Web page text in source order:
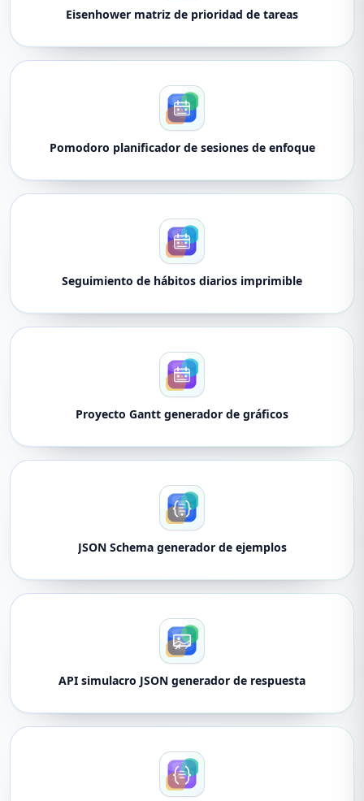
Eisenhower matriz de prioridad de tareas
Pomodoro planificador de sesiones de enfoque
Seguimiento de hábitos diarios imprimible
Proyecto Gantt generador de gráficos
JSON Schema generador de ejemplos
API simulacro JSON generador de respuesta